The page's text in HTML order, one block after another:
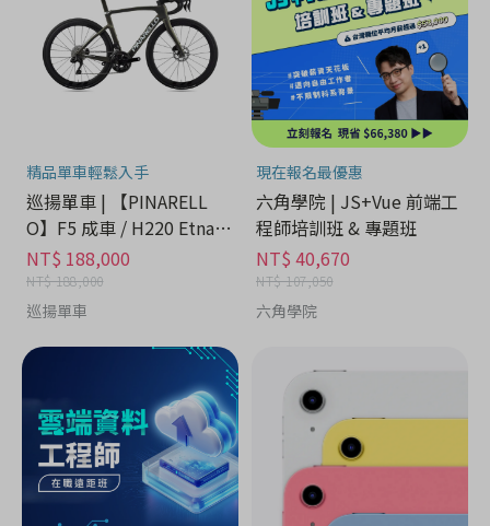
精品單車輕鬆入手
巡揚單車 | 【PINARELL
O】F5 成車 / H220 Etna B
lack Matt
NT$ 188,000
NT$ 188,000
巡揚單車
現在報名最優惠
六角學院 | JS+Vue 前端工
程師培訓班 & 專題班
NT$ 40,670
NT$ 107,050
六角學院